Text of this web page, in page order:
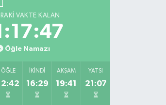
VAKTE KALAN
Öğle Namazı
ÖĞLE İKINDI
16:29
AKŞAM
19:41
YATSI
21:07